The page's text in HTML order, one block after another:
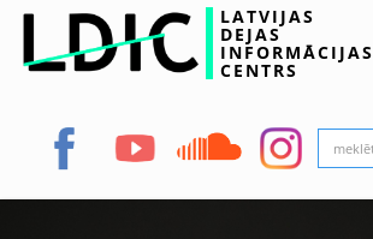
LATVIJAS
DEJAS
INFORMĀCIJAS
CENTRS